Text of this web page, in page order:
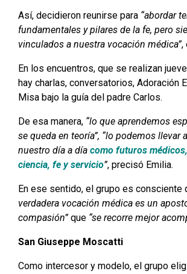
Así, decidieron reunirse para “abordar
fundamentales y pilares de la fe, pero
vinculados a nuestra vocación médica”,
En los encuentros, que se realizan
hay charlas, conversatorios, Adoración
Misa bajo la guía del padre Carlos.
De esa manera, “lo que aprendemos
se queda en teoría”, “lo podemos llevar
nuestro día a día como futuros
ciencia, fe y servicio”, precisó Emilia.
En ese sentido, el grupo es consciente
verdadera vocación médica es un
compasión”que “se recorre mejor
San Giuseppe Moscatti
Como intercesor y modelo, el grupo